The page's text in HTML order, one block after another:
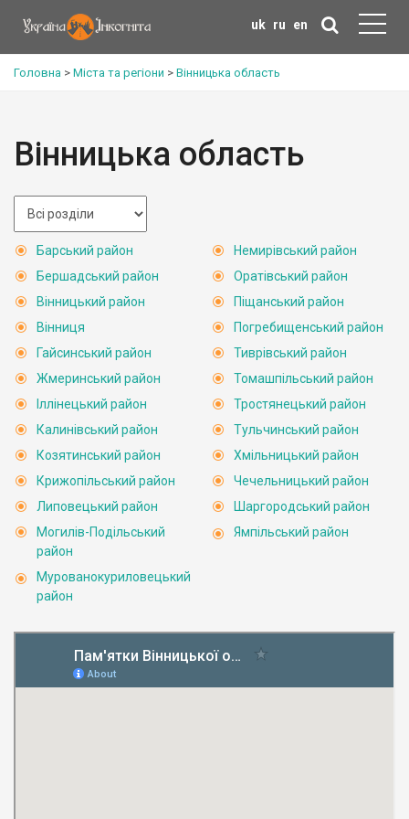
uk ru en
Головна > Міста та регіони > Вінницька область
Вінницька область
Барський район
Бершадський район
Вінницький район
Вінниця
Гайсинський район
Жмеринський район
Іллінецький район
Калинівський район
Козятинський район
Крижопільський район
Липовецький район
Могилів-Подільський
район
Мурованокуриловецький
район
Немирівський район
Оратівський район
Піщанський район
Погребищенський район
Тиврівський район
Томашпільський район
Тростянецький район
Тульчинський район
Хмільницький район
Чечельницький район
Шаргородський район
Ямпільський район